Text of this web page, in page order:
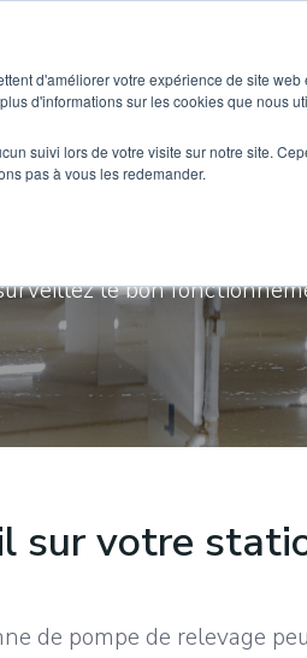
d'améliorer votre expérience de site
d'informations sur les cookies que nous
suivi lors de votre visite sur notre site.
pas à vous les redemander.
- Station de
le bon
sur votre
de pompe de relevage